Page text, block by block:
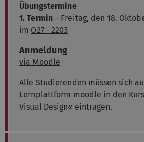
Übungstermine
1. Termin – Freitag, den 18.
im O27 - 2203
Anmeldung
via Moodle
Alle Studierenden müssen sich
Lernplattform moodle in den
Visual Design« eintragen.